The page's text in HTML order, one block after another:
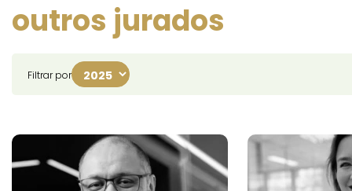
outros jurados
Filtrar por